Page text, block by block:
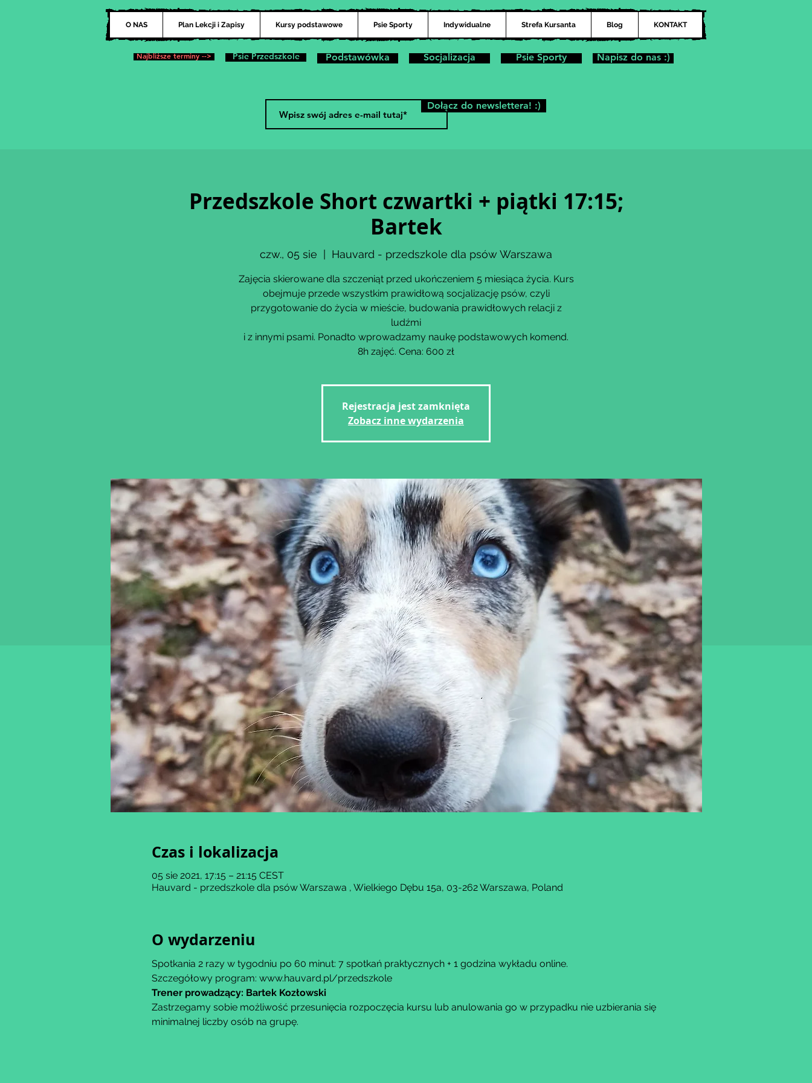
O NAS Plan Lekcji i Zapisy Kursy podstawowe Psie Sporty Indywidualne Strefa Kursanta Blog KONTAKT
Najbliższe terminy --> Psie Przedszkole Podstawówka Socjalizacja Psie Sporty Napisz do nas :)
Przedszkole Short czwartki + piątki 17:15;
Bartek
czw., 05 sie Hauvard - przedszkole dla psów Warszawa
Zajęcia skierowane dla szczeniąt przed ukończeniem 5 miesiąca życia. Kurs
obejmuje przede wszystkim prawidłową socjalizację psów, czyli
przygotowanie do życia w mieście, budowania prawidłowych relacji z
ludźmi
i z innymi psami. Ponadto wprowadzamy naukę podstawowych komend.
8h zajęć. Cena: 600 zł
Rejestracja jest zamknięta
Zobacz inne wydarzenia
Czas i lokalizacja
05 sie 2021, 17:15 – 21:15 CEST
Hauvard - przedszkole dla psów Warszawa , Wielkiego Dębu 15a, 03-262 Warszawa, Poland
O wydarzeniu
Spotkania 2 razy w tygodniu po 60 minut: 7 spotkań praktycznych + 1 godzina wykładu online.
Szczegółowy program: www.hauvard.pl/przedszkole
Trener prowadzący: Bartek Kozłowski
Zastrzegamy sobie możliwość przesunięcia rozpoczęcia kursu lub anulowania go w przypadku nie uzbierania się
minimalnej liczby osób na grupę.
Dołącz do newslettera! :)